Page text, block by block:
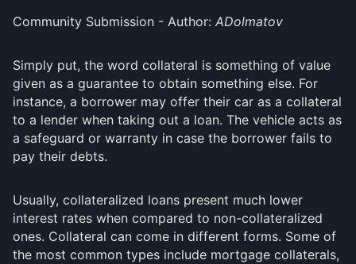
Community Submission - Author: ADolmatov
Simply put, the word collateral is something of value
given as a guarantee to obtain something else. For
instance, a borrower may offer their car as a collateral
to a lender when taking out a loan. The vehicle acts as
a safeguard or warranty in case the borrower fails to
pay their debts.
Usually, collateralized loans present much lower
interest rates when compared to non-collateralized
ones. Collateral can come in different forms. Some of
the most common types include mortgage collaterals,